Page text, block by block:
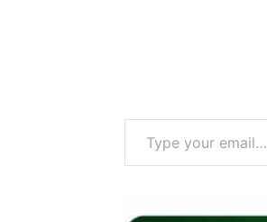
Type your email…